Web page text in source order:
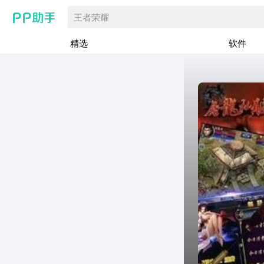
王者荣耀
精选 软件